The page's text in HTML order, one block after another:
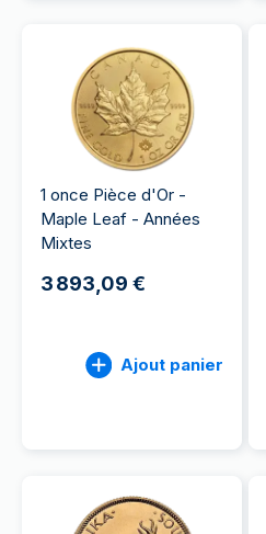
1 once Pièce d'Or -
Maple Leaf - Années
Mixtes
3 893,09 €
Ajout panier